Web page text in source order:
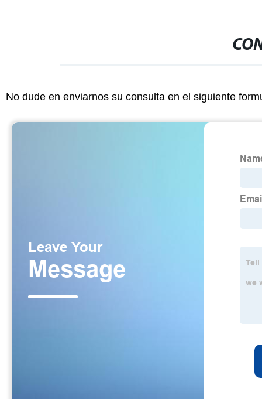
No dude en enviarnos su consulta en el siguiente